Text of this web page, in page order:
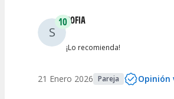
Entre 0 y 2
S
10SOFIA
¡Lo recomienda!
21 Enero 2026 Pareja Opinión